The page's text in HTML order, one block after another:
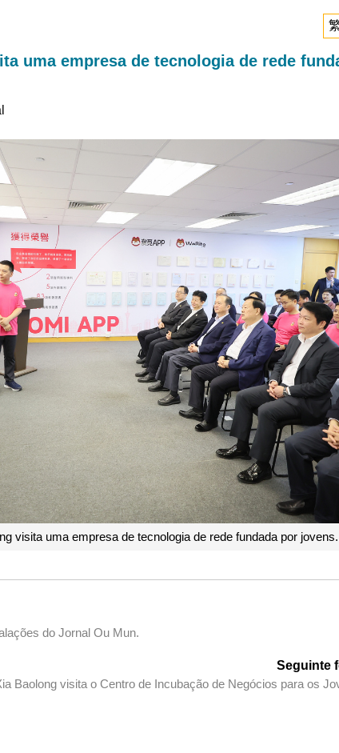
uma empresa de tecnologia de rede
visita uma empresa de tecnologia de rede fundada por jovens.
do Jornal Ou Mun.
Seguinte
Baolong visita o Centro de Incubação de Negócios para os